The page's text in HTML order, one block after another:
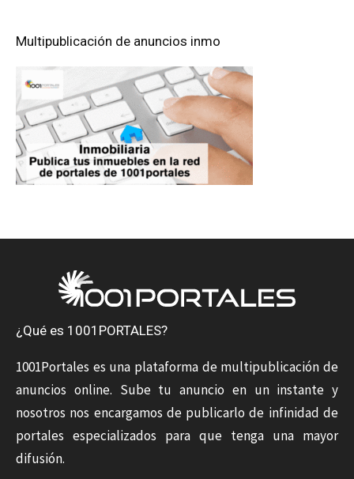
Multipublicación de anuncios inmo
¿Qué es 1001PORTALES?
1001Portales es una plataforma de multipublicación de
anuncios online. Sube tu anuncio en un instante y
nosotros nos encargamos de publicarlo de infinidad de
portales especializados para que tenga una mayor
difusión.